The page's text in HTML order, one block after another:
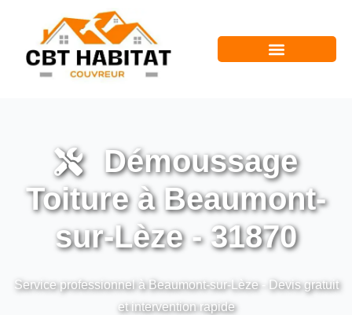
Démoussage
Toiture à Beaumont-
sur-Lèze - 31870
Service professionnel à Beaumont-sur-Lèze - Devis gratuit
et intervention rapide